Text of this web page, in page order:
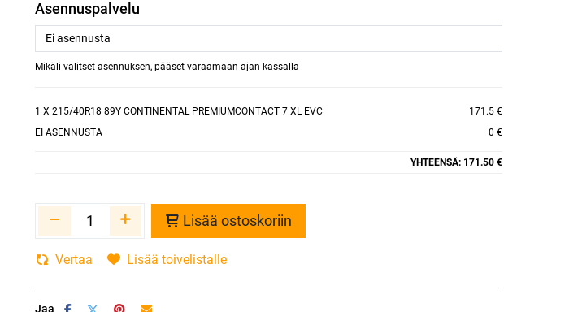
Asennuspalvelu
Mikäli valitset asennuksen, pääset varaamaan ajan kassalla
1 X 215/40R18 89Y CONTINENTAL PREMIUMCONTACT 7 XL EVC
171.5 €
EI ASENNUSTA
0 €
YHTEENSÄ: 171.50 €
Lisää ostoskoriin
Vertaa Lisää toivelistalle
Jaa